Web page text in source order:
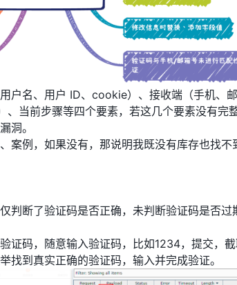
户名、用户 ID、cookie）、接收端（手机、邮
当前步骤等四个要素，若这几个要素没有完
洞。
案例，如果没有，那说明我既没有库存也找不
判断了验证码是否正确，未判断验证码是否过
证码，随意输入验证码，比如1234，提交，
找到真实正确的验证码，输入并完成验证。